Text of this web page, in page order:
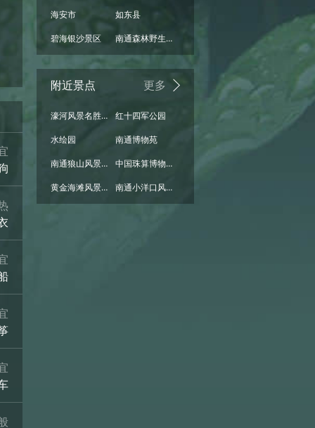
海安市
如东县
碧海银沙景区
南通森林野生动物园
附近景点 更多
濠河风景名胜区
红十四军公园
水绘园
南通博物苑
南通狼山风景名胜区
中国珠算博物馆
黄金海滩风景区
南通小洋口风景区
08/21